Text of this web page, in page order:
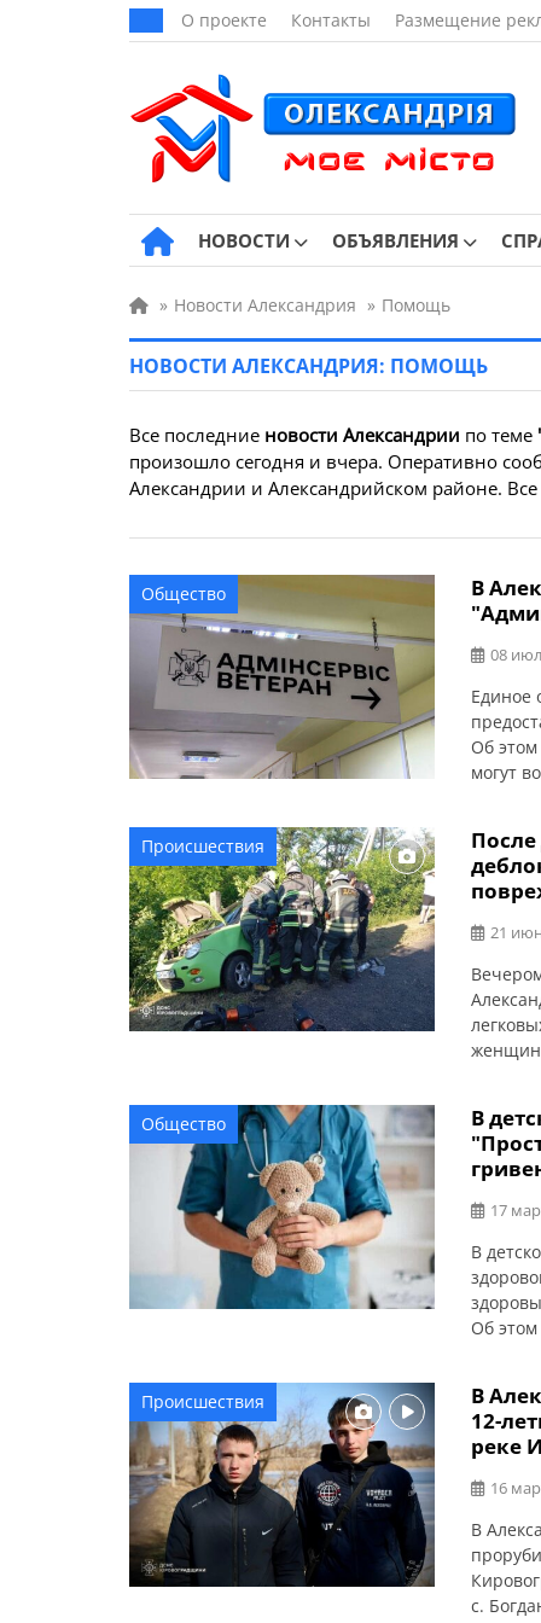
О проекте Контакты Размещение
НОВОСТИ ОБЪЯВЛЕНИЯ
» Новости Александрия » Помощь
НОВОСТИ АЛЕКСАНДРИЯ: ПОМОЩЬ
Все последние новости Александрии по теме
произошло сегодня и вчера. Оперативно
Александрии и Александрийском районе.
Общество
В
08
Единое
Об этом
могут
хаба
— по
Происшествия
21
Общество
В
17
В
Об этом
от
Происшествия
В
12-
реке
16
В
с.